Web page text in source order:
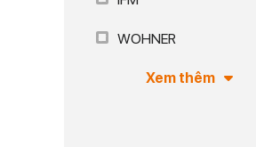
WOHNER
Xem thêm